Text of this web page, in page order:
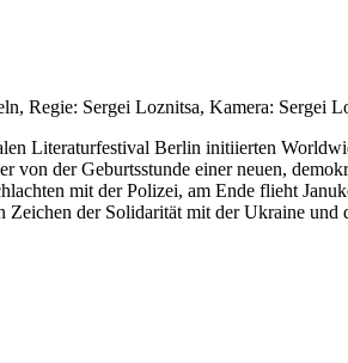
Regie: Sergei Loznitsa, Kamera: Sergei
Literaturfestival Berlin initiierten
der Geburtsstunde einer neuen,
mit der Polizei, am Ende flieht
der Solidarität mit der Ukraine